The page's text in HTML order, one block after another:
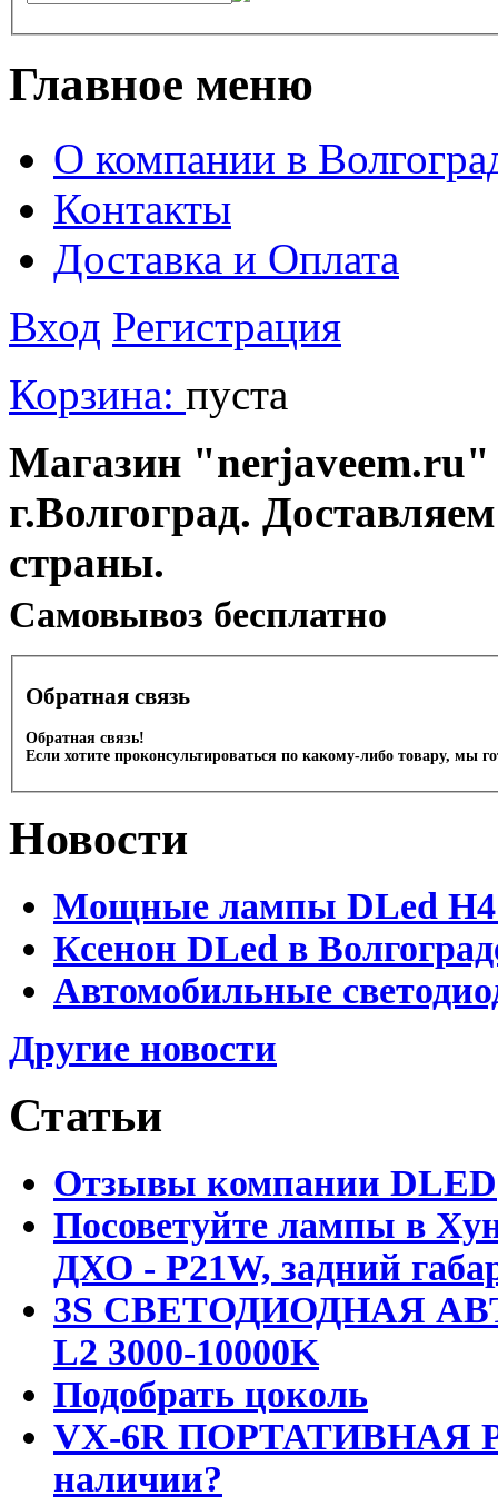
Главное меню
О компании в
Контакты
Доставка и Оплата
Вход Регистрация
Корзина: пуста
Магазин "nerjaveem.ru"
г.Волгоград.
страны.
Cамовывоз бесплатно
Обратная связь
Обратная связь!
Если хотите проконсультироваться по какому-либо товару, мы
Новости
Мощные лампы DLed H4
Ксенон DLed в
Автомобильные
Другие новости
Статьи
Отзывы компании DLED
Посоветуйте лампы в
ДХО - P21W, задний
3S СВЕТОДИОДНАЯ
L2 3000-10000K
Подобрать цоколь
VX-6R ПОРТАТИВНАЯ
наличии?